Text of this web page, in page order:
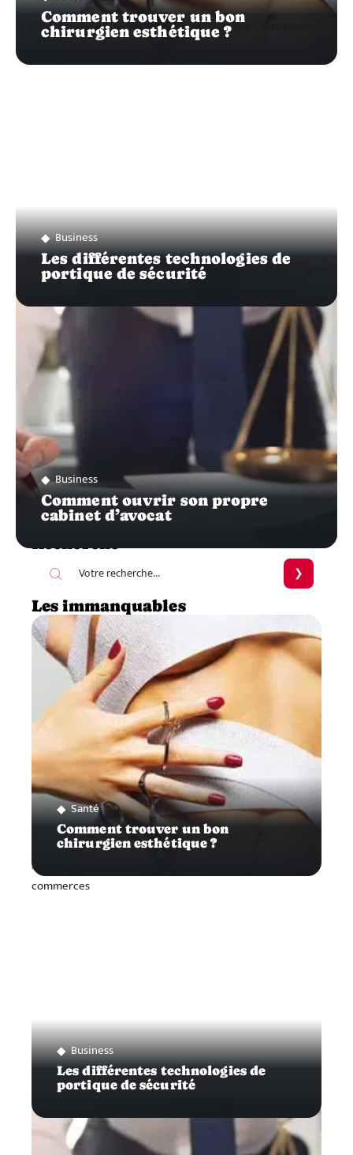
Comment trouver un bon
chirurgien esthétique ?
Business
Les différentes technologies de
portique de sécurité
Business
Comment ouvrir son propre
cabinet d’avocat
Recherche
Les immanquables
Santé
Comment trouver un bon
chirurgien esthétique ?
Business
Les différentes technologies de
portique de sécurité